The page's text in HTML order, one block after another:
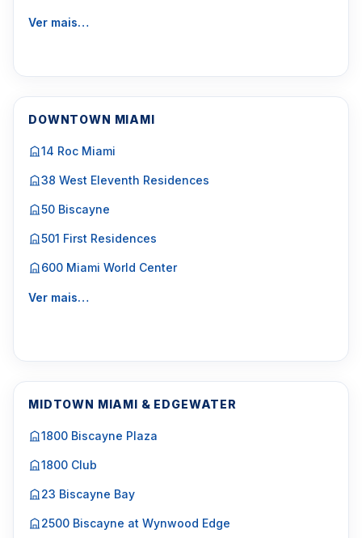
Ver mais…
DOWNTOWN MIAMI
14 Roc Miami
38 West Eleventh Residences
50 Biscayne
501 First Residences
600 Miami World Center
Ver mais…
MIDTOWN MIAMI & EDGEWATER
1800 Biscayne Plaza
1800 Club
23 Biscayne Bay
2500 Biscayne at Wynwood Edge